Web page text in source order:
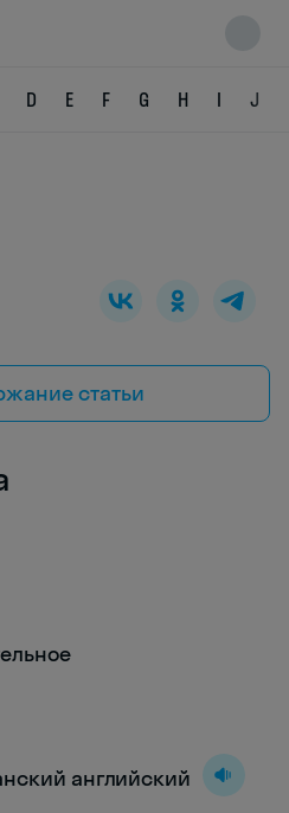
D E F G H I J
статьи
английский